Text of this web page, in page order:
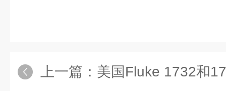
上一篇： 美国Fluke 1732和